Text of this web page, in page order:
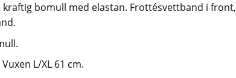
kraftig bomull med elastan. Frottésvettband i front,
L/XL 61 cm.